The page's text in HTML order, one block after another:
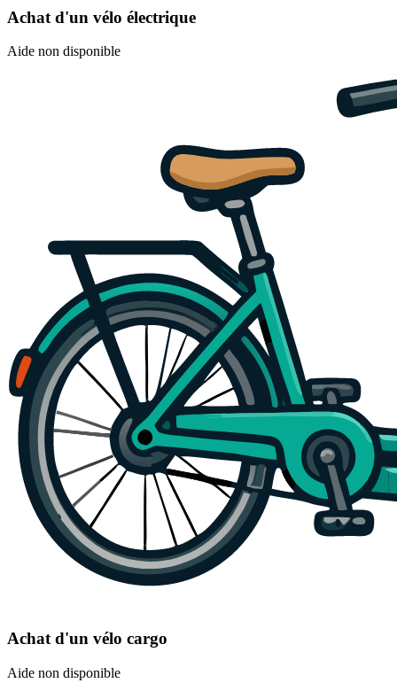
Achat d'un vélo électrique
Aide non disponible
Achat d'un vélo cargo
Aide non disponible